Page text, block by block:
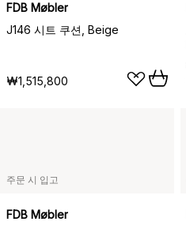
FDB Møbler
J146 시트 쿠션, Beige
₩1,515,800
주문 시 입고
FDB Møbler